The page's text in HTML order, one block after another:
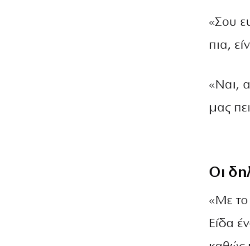
«Σου
πια,
«Ναι,
μας
Οι
«Με το
Είδα